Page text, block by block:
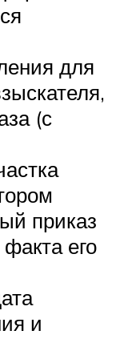
для
(с
приказ
его
и